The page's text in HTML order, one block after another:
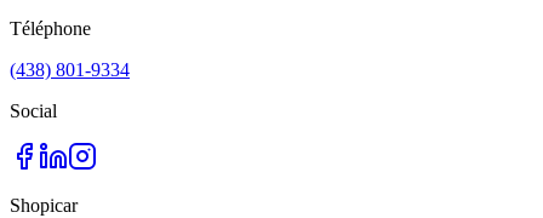
Téléphone
(438) 801-9334
Social
Shopicar